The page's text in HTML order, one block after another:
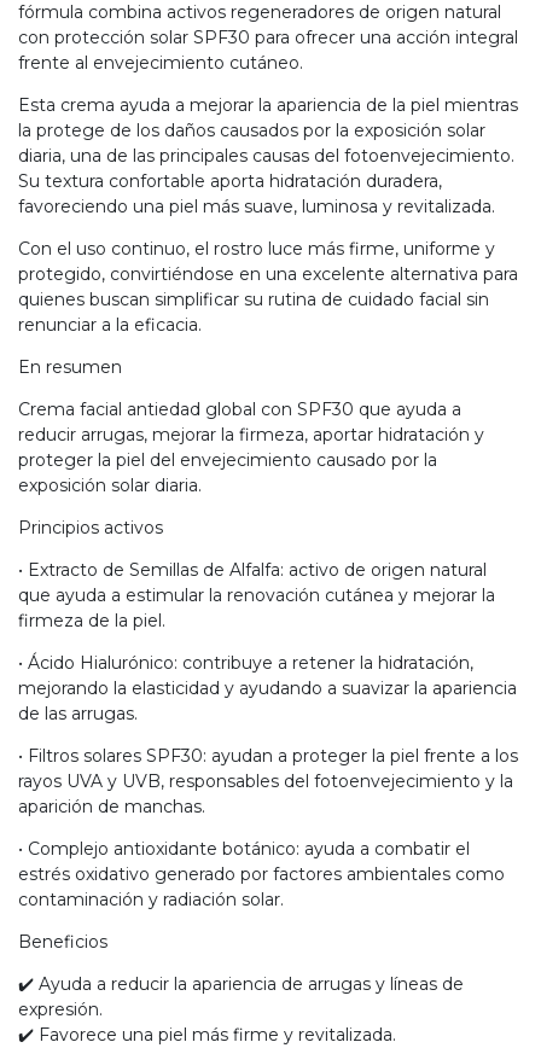
fórmula combina activos regeneradores de origen natural
con protección solar SPF30 para ofrecer una acción integral
frente al envejecimiento cutáneo.
Esta crema ayuda a mejorar la apariencia de la piel mientras
la protege de los daños causados por la exposición solar
diaria, una de las principales causas del fotoenvejecimiento.
Su textura confortable aporta hidratación duradera,
favoreciendo una piel más suave, luminosa y revitalizada.
Con el uso continuo, el rostro luce más firme, uniforme y
protegido, convirtiéndose en una excelente alternativa para
quienes buscan simplificar su rutina de cuidado facial sin
renunciar a la eficacia.
En resumen
Crema facial antiedad global con SPF30 que ayuda a
reducir arrugas, mejorar la firmeza, aportar hidratación y
proteger la piel del envejecimiento causado por la
exposición solar diaria.
Principios activos
• Extracto de Semillas de Alfalfa: activo de origen natural
que ayuda a estimular la renovación cutánea y mejorar la
firmeza de la piel.
• Ácido Hialurónico: contribuye a retener la hidratación,
mejorando la elasticidad y ayudando a suavizar la apariencia
de las arrugas.
• Filtros solares SPF30: ayudan a proteger la piel frente a los
rayos UVA y UVB, responsables del fotoenvejecimiento y la
aparición de manchas.
• Complejo antioxidante botánico: ayuda a combatir el
estrés oxidativo generado por factores ambientales como
contaminación y radiación solar.
Beneficios
✔️ Ayuda a reducir la apariencia de arrugas y líneas de
expresión.
✔️ Favorece una piel más firme y revitalizada.